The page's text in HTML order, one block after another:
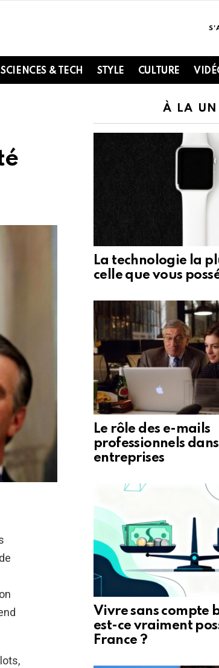
SCIENCES & TECH STYLE CULTURE
À LA
La technologie la
celle que vous
Le rôle des e-mails
professionnels
entreprises
Vivre sans compte
est-ce vraiment
France ?